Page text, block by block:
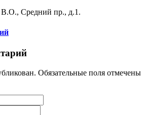
В.О., Средний пр., д.1.
Обязательные поля отмечены